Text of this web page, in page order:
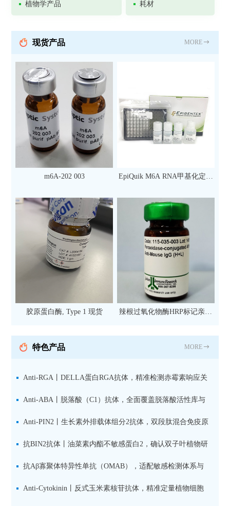
植物学产品 耗材
现货产品 MORE
m6A-202 003
EpiQuik M6A RNA甲基化定量
次）
胶原蛋白酶, Type 1 现货
辣根过氧化物酶HRP标记亲和
抗 现货
特色产品 MORE
Anti-RGA丨DELLA蛋白RGA抗体，精准检测赤霉素响应关
键抑制因子
Anti-ABA丨脱落酸（C1）抗体，全面覆盖脱落酸活性库与
储存库
Anti-PIN2丨生长素外排载体组分2抗体，双段肽混合免疫原
设计方案
抗BIN2抗体丨油菜素内酯不敏感蛋白2，确认双子叶植物研
究数据特异性
抗Aβ寡聚体特异性单抗（OMAB），适配敏感检测体系与
活细胞实验
Anti-Cytokinin丨反式玉米素核苷抗体，精准定量植物细胞